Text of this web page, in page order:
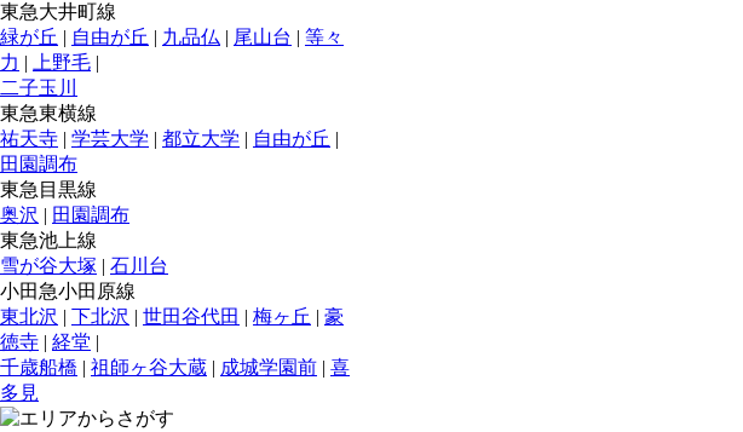
東急大井町線
緑が丘 | 自由が丘 | 九品仏 | 尾山台 | 等々
力 | 上野毛 |
二子玉川
東急東横線
祐天寺 | 学芸大学 | 都立大学 | 自由が丘 |
田園調布
東急目黒線
奥沢 | 田園調布
東急池上線
雪が谷大塚 | 石川台
小田急小田原線
東北沢 | 下北沢 | 世田谷代田 | 梅ヶ丘 | 豪
徳寺 | 経堂 |
千歳船橋 | 祖師ヶ谷大蔵 | 成城学園前 | 喜
多見